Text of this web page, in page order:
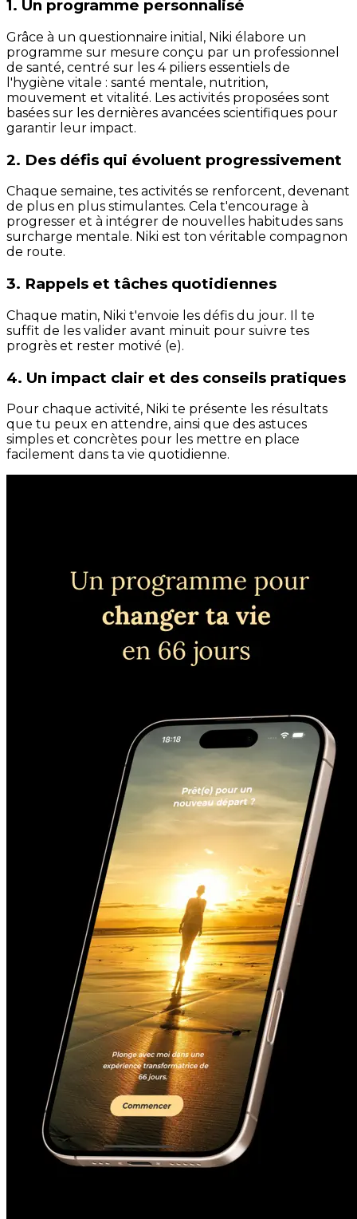
1. Un programme personnalisé
Grâce à un questionnaire initial, Niki élabore un
programme sur mesure conçu par un professionnel
de santé, centré sur les 4 piliers essentiels de
l'hygiène vitale : santé mentale, nutrition,
mouvement et vitalité. Les activités proposées sont
basées sur les dernières avancées scientifiques pour
garantir leur impact.
2. Des défis qui évoluent progressivement
Chaque semaine, tes activités se renforcent, devenant
de plus en plus stimulantes. Cela t'encourage à
progresser et à intégrer de nouvelles habitudes sans
surcharge mentale. Niki est ton véritable compagnon
de route.
3. Rappels et tâches quotidiennes
Chaque matin, Niki t'envoie les défis du jour. Il te
suffit de les valider avant minuit pour suivre tes
progrès et rester motivé (e).
4. Un impact clair et des conseils pratiques
Pour chaque activité, Niki te présente les résultats
que tu peux en attendre, ainsi que des astuces
simples et concrètes pour les mettre en place
facilement dans ta vie quotidienne.